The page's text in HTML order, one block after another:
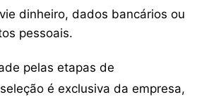
dinheiro, dados bancários ou
pessoais.
pelas etapas de
é exclusiva da empresa,